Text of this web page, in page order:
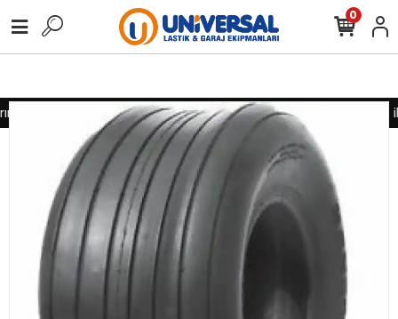
için lütfen iletişime geçiniz Toptan alımlarınız için lütfen
0